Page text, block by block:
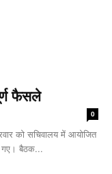
फैसले
0
को सचिवालय में आयोजित
गए। बैठक...